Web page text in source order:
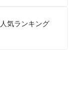
気ランキング